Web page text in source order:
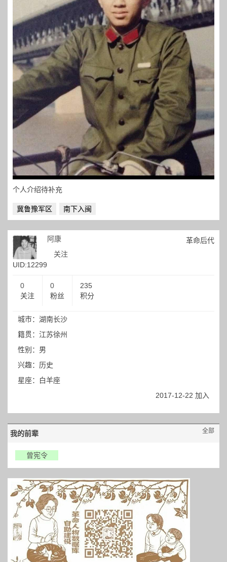
个人介绍待补充
冀鲁豫军区 南下入闽
UID:12299
阿康
关注
革命后代
0
关注
0
粉丝
235
积分
城市：湖南长沙
籍贯：江苏徐州
性别：男
兴趣：历史
星座：白羊座
2017-12-22 加入
我的前辈 全部
曾宪令